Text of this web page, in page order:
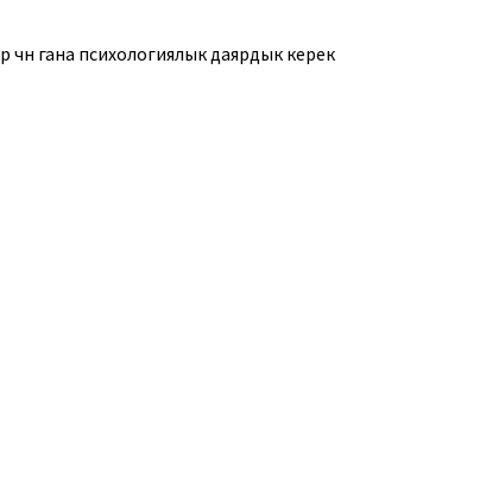
гана психологиялык даярдык керек